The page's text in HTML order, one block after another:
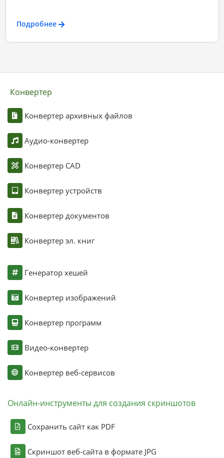
Подробнее
Конвертер
Конвертер архивных файлов
Аудио-конвертер
Конвертер CAD
Конвертер устройств
Конвертер документов
Конвертер эл. книг
Генератор хешей
Конвертер изображений
Конвертер программ
Видео-конвертер
Конвертер веб-сервисов
Онлайн-инструменты для создания скриншотов
Сохранить сайт как PDF
Скриншот веб-сайта в формате JPG